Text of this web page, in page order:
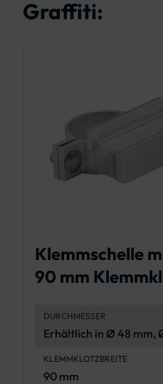
Graffiti:
Klemmschelle
90 mm
DURCHMESSER
Erhältlich in Ø 48 mm,
KLEMMKLOTZBREITE
90 mm